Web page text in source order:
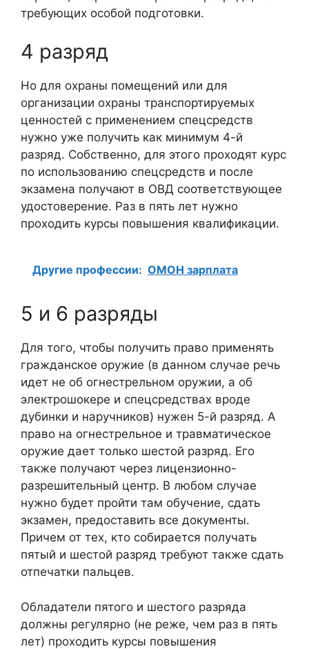
требующих особой подготовки.
4 разряд
Но для охраны помещений или для
организации охраны транспортируемых
ценностей с применением спецсредств
нужно уже получить как минимум 4-й
разряд. Собственно, для этого проходят курс
по использованию спецсредств и после
экзамена получают в ОВД соответствующее
удостоверение. Раз в пять лет нужно
проходить курсы повышения квалификации.
Другие профессии: ОМОН зарплата
5 и 6 разряды
Для того, чтобы получить право применять
гражданское оружие (в данном случае речь
идет не об огнестрельном оружии, а об
электрошокере и спецсредствах вроде
дубинки и наручников) нужен 5-й разряд. А
право на огнестрельное и травматическое
оружие дает только шестой разряд. Его
также получают через лицензионно-
разрешительный центр. В любом случае
нужно будет пройти там обучение, сдать
экзамен, предоставить все документы.
Причем от тех, кто собирается получать
пятый и шестой разряд требуют также сдать
отпечатки пальцев.
Обладатели пятого и шестого разряда
должны регулярно (не реже, чем раз в пять
лет) проходить курсы повышения